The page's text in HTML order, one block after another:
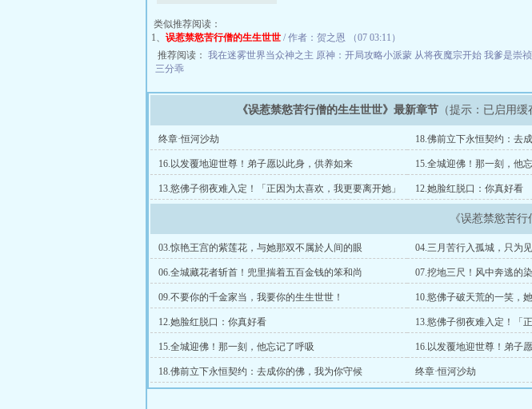
类似推荐阅读：
1、 误惹禁慾苦行僧的生生世世 / 作者：贺之恩 （07 03:11）
推荐阅读： 我在迷雾世界当众神之主 原神：开局攻略小派蒙 从将夜魔宗开始 我爹是崇
三分乖
《误惹禁慾苦行僧的生生世世》最新章节 （提示：已启用
终章·恒河沙劫 18.佛前立下永恒契约：去
16.以发覆地迎世尊！弟子愿以此身，供养如来 15.全城迎佛！那一刻，他
13.慾佛子彻夜难入定！「正因为太喜欢，我更要离开她」 12.她脸红脱口：你真好看
《误惹禁慾苦
03.惊艳王宫的紫莲花，与她那双不属於人间的眼 04.三月苦行入孤城，只为
06.全城藏花者斩首！兜里揣着五百金钱的笨和尚 07.挖地三尺！风中奔逃的
09.不要你的千金家当，我要你的生生世世！ 10.慾佛子破天荒的一笑，
12.她脸红脱口：你真好看 13.慾佛子彻夜难入定！「
15.全城迎佛！那一刻，他忘记了呼吸 16.以发覆地迎世尊！弟子
18.佛前立下永恒契约：去成你的佛，我为你守候 终章·恒河沙劫